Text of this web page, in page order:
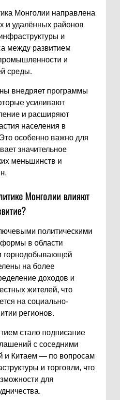
Монголии направлена
и удалённых районов
и
между развитием
и
среды.
внедряет программы
усиливают
и расширяют
населения в
особенно важно для
значительное
меньшинств и
Монголии влияют
политическими
в области
горнодобывающей
на более
доходов и
жителей, что
на социально-
регионов.
стало подписание
с соседними
и Китаем — по вопросам
и торговли, что
для